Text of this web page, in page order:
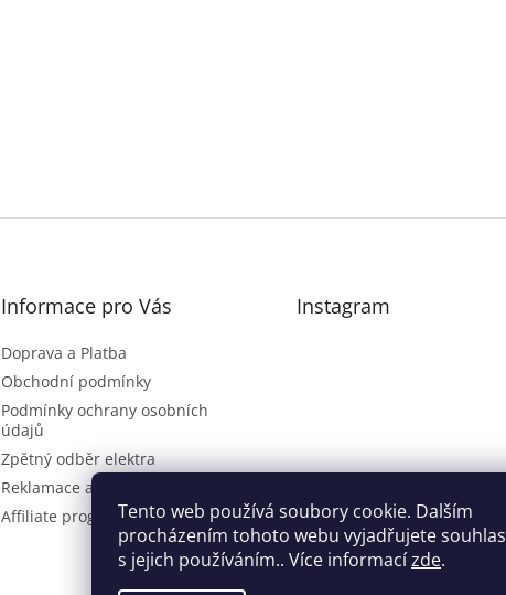
Tento web používá soubory cookie. Dalším
procházením tohoto webu vyjadřujete souhlas
s jejich používáním.. Více informacízde.
Informace pro Vás
Doprava a Platba
Obchodní podmínky
Podmínky ochrany osobních
údajů
Zpětný odběr elektra
Reklamace a vrácení zboží
Affiliate program
Instagram